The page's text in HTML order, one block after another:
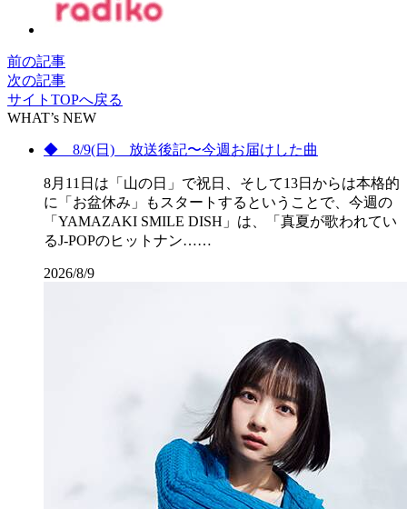
前の記事
次の記事
サイトTOPへ戻る
WHAT’s NEW
◆ 8/9(日) 放送後記〜今週お届けした曲
8月11日は「山の日」で祝日、そして13日からは本格的
に「お盆休み」もスタートするということで、今週の
「YAMAZAKI SMILE DISH」は、「真夏が歌われてい
るJ-POPのヒットナン……
2026/8/9